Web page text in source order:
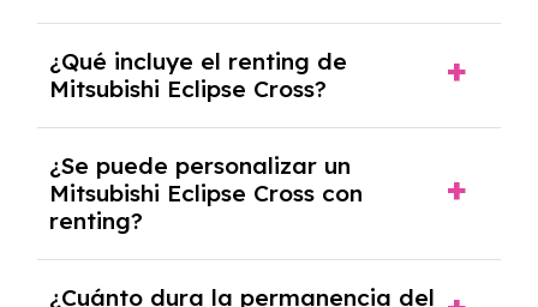
contrato de alquiler a largo plazo en el que
pagas una cuota mensual fija por el uso del
coche durante un periodo determinado,
generalmente entre 2 y 5 años.
¿Qué incluye el renting de
Mitsubishi Eclipse Cross?
seguro a todo riesgo, mantenimiento,
reparaciones, impuestos, asistencia en
carretera y gestión de la documentación.
¿Se puede personalizar un
Mitsubishi Eclipse Cross con
renting?
¿Cuánto dura la permanencia del